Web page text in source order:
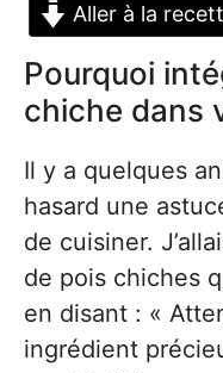
Aller à la
Pourquoi
chiche dans
Il y a quelques
hasard une
de cuisiner.
de pois chiches
en disant : «
ingrédient